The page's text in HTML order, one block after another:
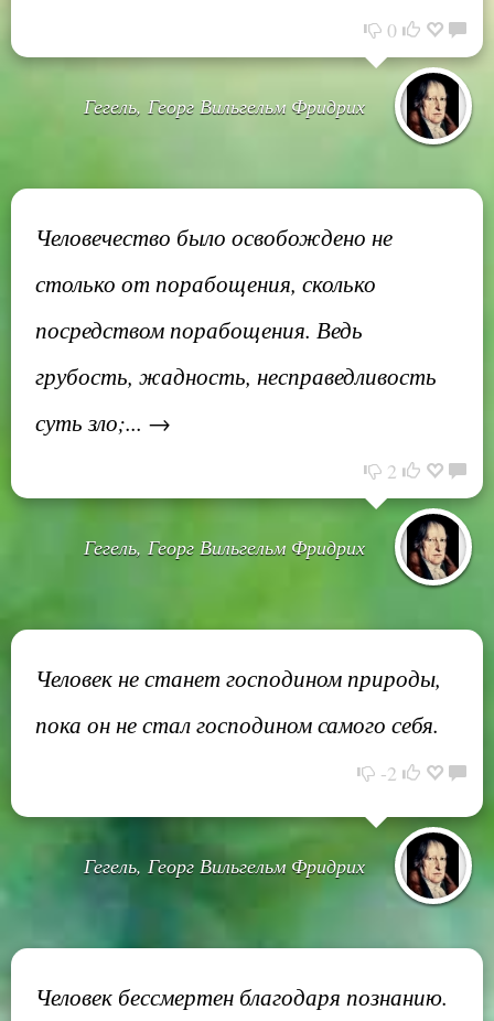
0
Гегель, Георг Вильгельм Фридрих
Человечество было освобождено не
столько от порабощения, сколько
посредством порабощения. Ведь
грубость, жадность, несправедливость
суть зло;... →
2
Гегель, Георг Вильгельм Фридрих
Человек не станет господином природы,
пока он не стал господином самого себя.
-2
Гегель, Георг Вильгельм Фридрих
Человек бессмертен благодаря познанию.